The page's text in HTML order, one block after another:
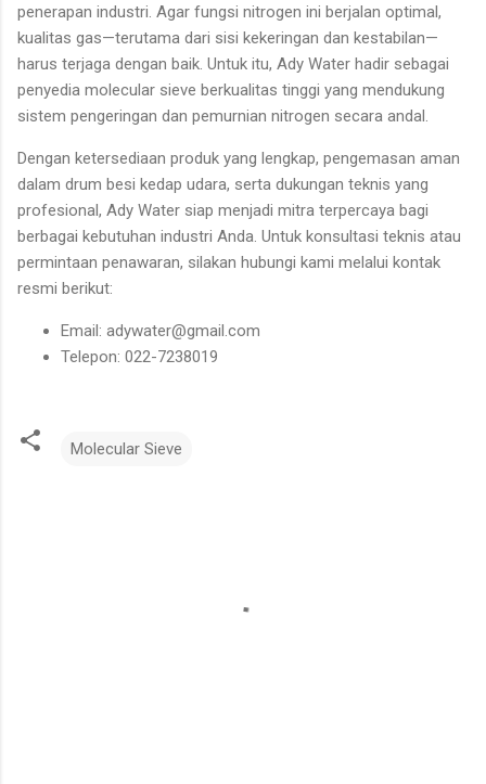
penerapan industri. Agar fungsi nitrogen ini berjalan optimal,
kualitas gas—terutama dari sisi kekeringan dan kestabilan—
harus terjaga dengan baik. Untuk itu, Ady Water hadir sebagai
penyedia molecular sieve berkualitas tinggi yang mendukung
sistem pengeringan dan pemurnian nitrogen secara andal.
Dengan ketersediaan produk yang lengkap, pengemasan aman
dalam drum besi kedap udara, serta dukungan teknis yang
profesional, Ady Water siap menjadi mitra terpercaya bagi
berbagai kebutuhan industri Anda. Untuk konsultasi teknis atau
permintaan penawaran, silakan hubungi kami melalui kontak
resmi berikut:
Email: adywater@gmail.com
Telepon: 022-7238019
Molecular Sieve